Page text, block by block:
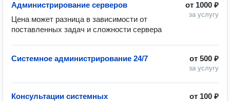
от 1000 ₽
за услугу
Администрирование серверов
Цена может разница в зависимости от
поставленных задач и сложности сервера
от 500 ₽
за услугу
Системное администрирование 24/7
от 100 ₽
Консультации системных